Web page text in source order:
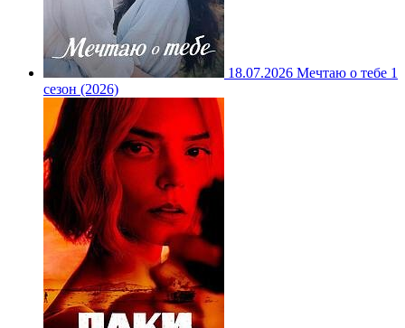
18.07.2026 Мечтаю о тебе 1
сезон (2026)